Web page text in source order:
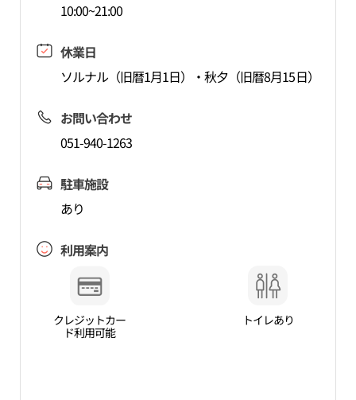
10:00~21:00
休業日
ソルナル（旧暦1月1日）・秋夕（旧暦8月15日）
お問い合わせ
051-940-1263
駐車施設
あり
利用案内
クレジットカー
ド利用可能
トイレあり